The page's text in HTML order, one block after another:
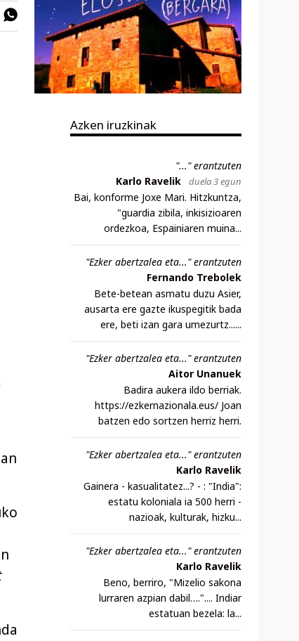
Azken iruzkinak
"..." erantzuten
Karlo Ravelik
duela 3 egun
Bai, konforme Joxe Mari. Hitzkuntza,
"guardia zibila, inkisizioaren
ordezkoa, Espainiaren muina...
"Ezker abertzalea eta..." erantzuten
Fernando Trebolek
Bete-betean asmatu duzu Asier,
ausarta ere gazte ikuspegitik bada
ere, beti izan gara umezurtz......
"Ezker abertzalea eta..." erantzuten
Aitor Unanuek
Badira aukera ildo berriak.
https://ezkernazionala.eus/ Joan
batzen edo sortzen herriz herri.
"Ezker abertzalea eta..." erantzuten
Karlo Ravelik
Gainera - kasualitatez...? - : "India":
estatu koloniala ia 500 herri -
nazioak, kulturak, hizku...
"Ezker abertzalea eta..." erantzuten
Karlo Ravelik
Beno, berriro, "Mizelio sakona
lurraren azpian dabil….".... Indiar
estatuan bezela: la...